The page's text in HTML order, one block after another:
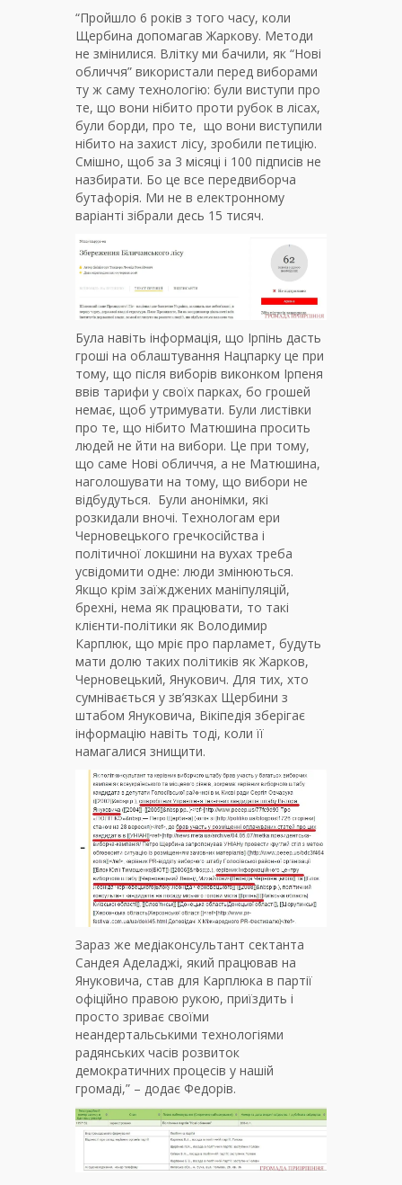
“Пройшло 6 років з того часу, коли
Щербина допомагав Жаркову. Методи
не змінилися. Влітку ми бачили, як “Нові
обличчя” використали перед виборами
ту ж саму технологію: були виступи про
те, що вони нібито проти рубок в лісах,
були борди, про те, що вони виступили
нібито на захист лісу, зробили петицію.
Смішно, щоб за 3 місяці і 100 підписів не
назбирати. Бо це все передвиборча
бутафорія. Ми не в електронному
варіанті зібрали десь 15 тисяч.
Була навіть інформація, що Ірпінь дасть
гроші на облаштування Нацпарку це при
тому, що після виборів виконком Ірпеня
ввів тарифи у своїх парках, бо грошей
немає, щоб утримувати. Були листівки
про те, що нібито Матюшина просить
людей не йти на вибори. Це при тому,
що саме Нові обличчя, а не Матюшина,
наголошувати на тому, що вибори не
відбудуться. Були анонімки, які
розкидали вночі. Технологам ери
Черновецького гречкосійства і
політичної локшини на вухах треба
усвідомити одне: люди змінюються.
Якщо крім заїжджених маніпуляцій,
брехні, нема як працювати, то такі
клієнти-політики як Володимир
Карплюк, що мріє про парламет, будуть
мати долю таких політиків як Жарков,
Черновецький, Янукович. Для тих, хто
сумнівається у зв’язках Щербини з
штабом Януковича, Вікіпедія зберігає
інформацію навіть тоді, коли її
намагалися знищити.
Зараз же медіаконсультант сектанта
Сандея Аделаджі, який працював на
Януковича, став для Карплюка в партії
офіційно правою рукою, приїздить і
просто зриває своїми
неандертальськими технологіями
радянських часів розвиток
демократичних процесів у нашій
громаді,” – додає Федорів.